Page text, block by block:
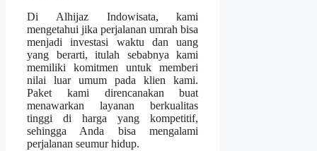
Di Alhijaz Indowisata, kami
mengetahui jika perjalanan umrah bisa
menjadi investasi waktu dan uang
yang berarti, itulah sebabnya kami
memiliki komitmen untuk memberi
nilai luar umum pada klien kami.
Paket kami direncanakan buat
menawarkan layanan berkualitas
tinggi di harga yang kompetitif,
sehingga Anda bisa mengalami
perjalanan seumur hidup.